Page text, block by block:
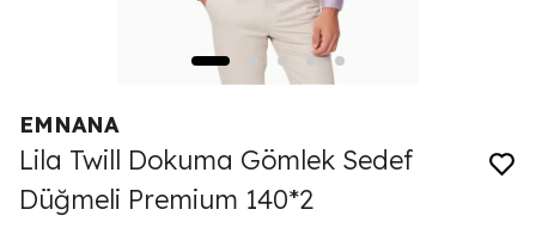
EMNANA
Lila Twill Dokuma Gömlek Sedef
Düğmeli Premium 140*2